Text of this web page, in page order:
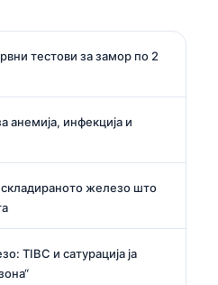
тестови за замор по 2
анемија, инфекција и
железо што
TIBC и сатурација ја